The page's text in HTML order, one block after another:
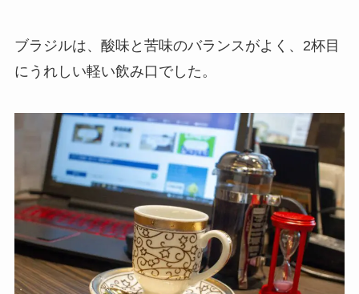
ブラジルは、酸味と苦味のバランスがよく、2杯目
にうれしい軽い飲み口でした。